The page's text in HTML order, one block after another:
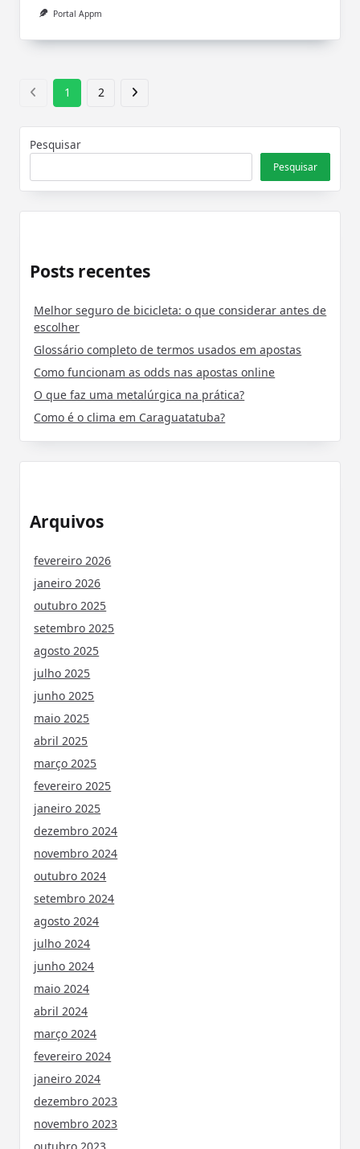
Portal Appm
1 2
Pesquisar
Pesquisar
Posts recentes
Melhor seguro de bicicleta: o que considerar antes de
escolher
Glossário completo de termos usados em apostas
Como funcionam as odds nas apostas online
O que faz uma metalúrgica na prática?
Como é o clima em Caraguatatuba?
Arquivos
fevereiro 2026
janeiro 2026
outubro 2025
setembro 2025
agosto 2025
julho 2025
junho 2025
maio 2025
abril 2025
março 2025
fevereiro 2025
janeiro 2025
dezembro 2024
novembro 2024
outubro 2024
setembro 2024
agosto 2024
julho 2024
junho 2024
maio 2024
abril 2024
março 2024
fevereiro 2024
janeiro 2024
dezembro 2023
novembro 2023